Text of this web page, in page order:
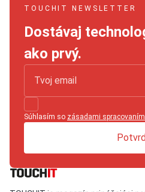
TOUCHIT NEWSLETTER
Dostávaj
ako prvý.
Súhlasím so zásadami